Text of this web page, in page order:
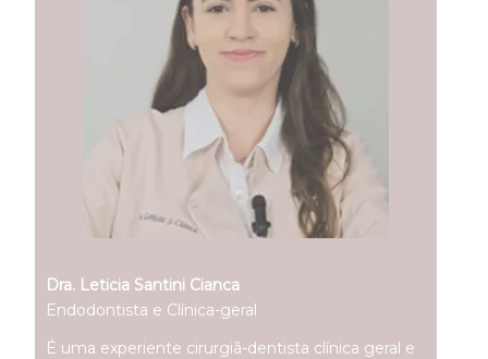
Dra. Leticia Santini Cianca
Endodontista e Clínica-geral
É uma experiente cirurgiã-dentista clínica geral e